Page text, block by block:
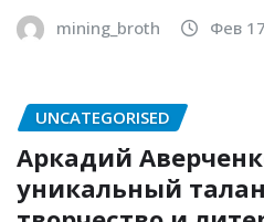
mining_broth Фев
UNCATEGORISED
Аркадий
уникальный